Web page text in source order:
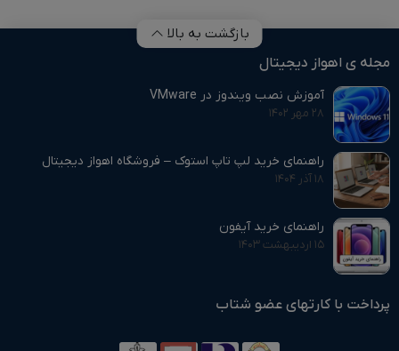
بازگشت به بالا
مجله ی اهواز دیجیتال
آموزش نصب ویندوز در VMware
۲۸ مهر ۱۴۰۲
راهنمای خرید لپ تاپ استوک – فروشگاه اهواز دیجیتال
۱۸ آذر ۱۴۰۴
راهنمای خرید آیفون
۱۵ اردیبهشت ۱۴۰۳
پرداخت با کارتهای عضو شتاب